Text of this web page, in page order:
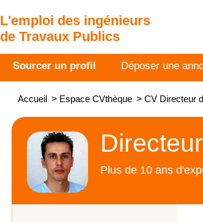
L'emploi des ingénieurs
de Travaux Publics
Sourcer un profil Déposer une
Accueil > Espace CVthèque > CV Directeur
Plus de 10 ans